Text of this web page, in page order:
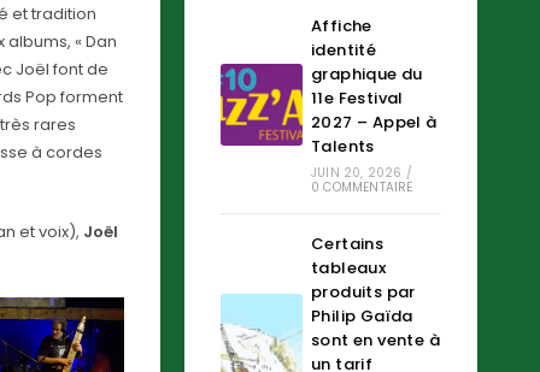
et tradition
« Dan
Joël font de
Pop forment
rares
à cordes
et voix), Joël
Affiche
identité
graphique du
11e Festival
2027 – Appel à
Talents
JUIN 20, 2026 /
0 COMMENTAIRE
Certains
tableaux
produits par
Philip Gaïda
sont en vente à
un tarif